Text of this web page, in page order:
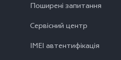
Поширені запитання
Сервісний центр
IMEI автентифікація